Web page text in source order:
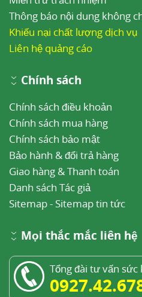
Thông báo nội dung không
Khiếu nại chất lượng dịch vụ
Liên hệ quảng cáo
Chính sách
Chính sách điều khoản
Chính sách mua hàng
Chính sách bảo mật
Bảo hành & đổi trả hàng
Giao hàng & Thanh toán
Danh sách Tác giả
Sitemap- Sitemap tin tức
Mọi thắc mắc liên hệ
Tổng đài tư vấn sức